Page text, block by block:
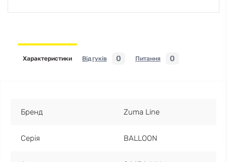
Характеристики Відгуків 0 Питання 0
Бренд Zuma Line
Серія BALLOON